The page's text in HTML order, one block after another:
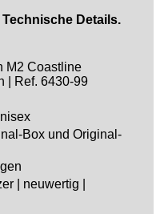
Details.
M2 Coastline
| Ref. 6430-99
Box und Original-
| neuwertig |